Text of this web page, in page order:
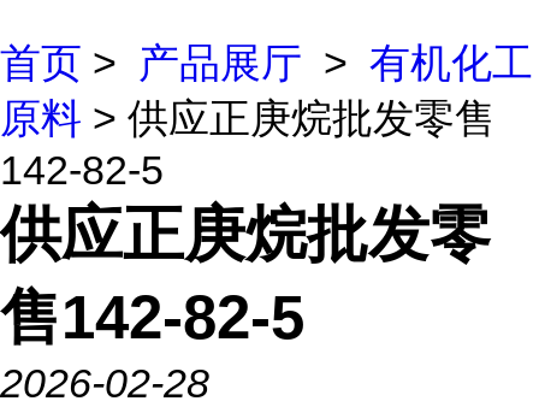
首页 > 产品展厅 > 有机化工
原料 > 供应正庚烷批发零售
142-82-5
供应正庚烷批发零
售142-82-5
2026-02-28